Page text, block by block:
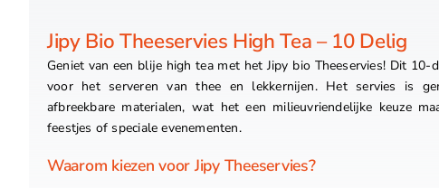
Jipy Bio Theeservies High Tea – 10 Delig
Geniet van een blije high tea met het Jipy bio Theeservies! Dit 10-
voor het serveren van thee en lekkernijen. Het servies is
afbreekbare materialen, wat het een milieuvriendelijke keuze
feestjes of speciale evenementen.
Waarom kiezen voor Jipy Theeservies?